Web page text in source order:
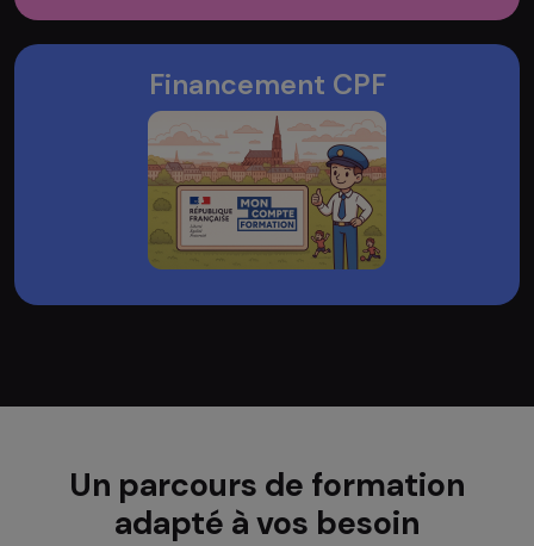
Financement CPF
Un parcours de formation
adapté à vos besoin